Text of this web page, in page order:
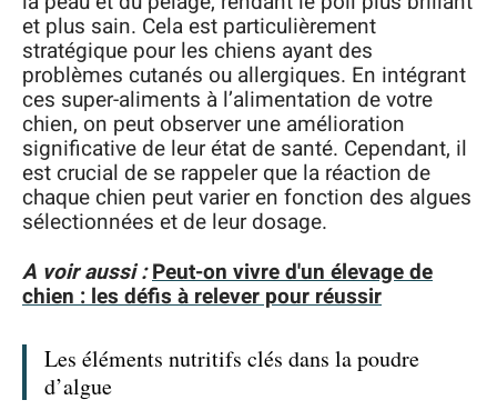
et plus sain. Cela est particulièrement
stratégique pour les chiens ayant des
problèmes cutanés ou allergiques. En intégrant
ces super-aliments à l’alimentation de votre
chien, on peut observer une amélioration
significative de leur état de santé. Cependant, il
est crucial de se rappeler que la réaction de
chaque chien peut varier en fonction des algues
sélectionnées et de leur dosage.
A voir aussi : Peut-on vivre d'un élevage de
chien : les défis à relever pour réussir
Les éléments nutritifs clés dans la poudre
d’algue